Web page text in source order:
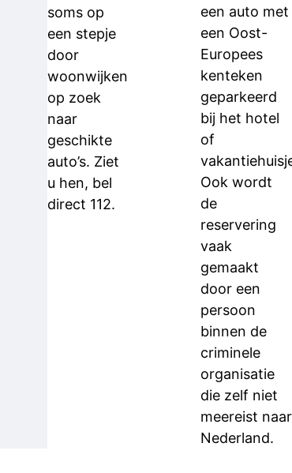
soms op
een stepje
door
woonwijken
op zoek
naar
geschikte
auto’s. Ziet
u hen, bel
direct 112.
een auto met
een Oost-
Europees
kenteken
geparkeerd
bij het hotel
of
Ook wordt
de
reservering
vaak
gemaakt
door een
persoon
binnen de
criminele
organisatie
die zelf niet
meereist naar
Nederland.